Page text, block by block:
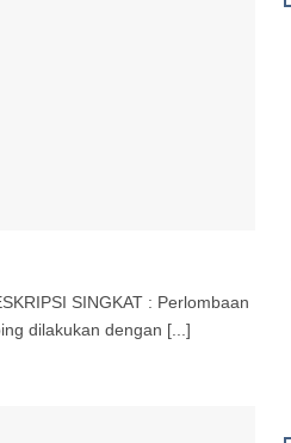
SINGKAT : Perlombaan
dilakukan dengan [...]